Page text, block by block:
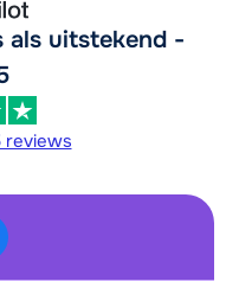
als uitstekend -
reviews